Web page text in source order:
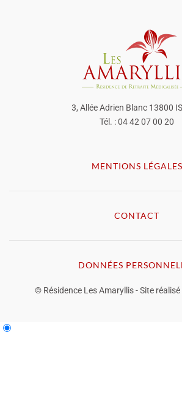
3, Allée Adrien Blanc 13800
Tél. : 04 42 07 00 20
MENTIONS LÉGALES
CONTACT
DONNÉES
© Résidence Les Amaryllis - Site